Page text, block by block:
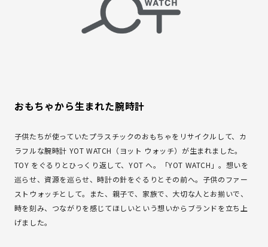
おもちゃから生まれた腕時計
子供たちが使っていたプラスチックのおもちゃをリサイクルして、カ
ラフルな腕時計 YOT WATCH（ヨット ウォッチ）が生まれました。
TOY をぐるりとひっくり返して、YOT へ。「YOT WATCH」。想いを
巡らせ、資源を巡らせ、時計の針をぐるりとその前へ。子供のファー
ストウォッチとして。また、親子で、家族で、大切な人とお揃いで、
時を刻み、つながりを感じてほしいという想いからブランドを立ち上
げました。